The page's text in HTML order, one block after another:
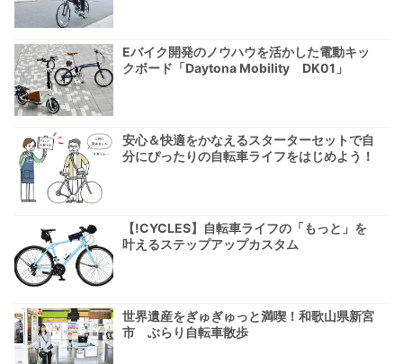
Eバイク開発のノウハウを活かした電動キッ
クボード「Daytona Mobility DK01」
安心＆快適をかなえるスターターセットで自
分にぴったりの自転車ライフをはじめよう！
【!CYCLES】自転車ライフの「もっと」を
叶えるステップアップカスタム
世界遺産をぎゅぎゅっと満喫！和歌山県新宮
市 ぶらり自転車散歩